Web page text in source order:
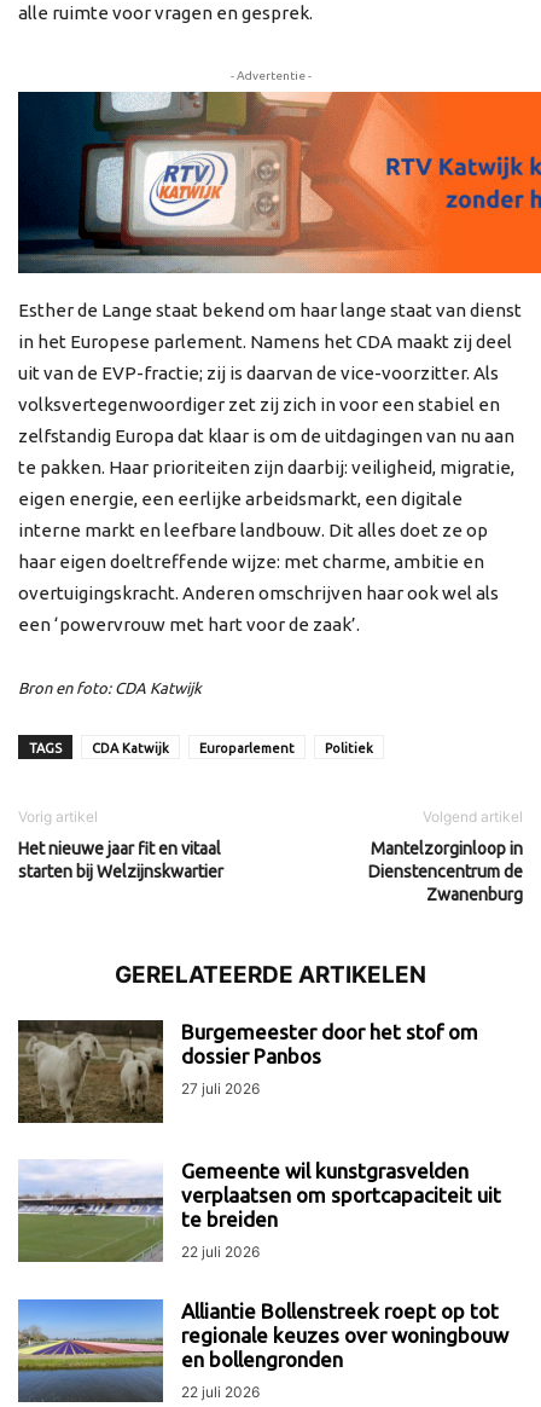
alle ruimte voor vragen en gesprek.
- Advertentie -
Esther de Lange staat bekend om haar lange staat van dienst
in het Europese parlement. Namens het CDA maakt zij deel
uit van de EVP-fractie; zij is daarvan de vice-voorzitter. Als
volksvertegenwoordiger zet zij zich in voor een stabiel en
zelfstandig Europa dat klaar is om de uitdagingen van nu aan
te pakken. Haar prioriteiten zijn daarbij: veiligheid, migratie,
eigen energie, een eerlijke arbeidsmarkt, een digitale
interne markt en leefbare landbouw. Dit alles doet ze op
haar eigen doeltreffende wijze: met charme, ambitie en
overtuigingskracht. Anderen omschrijven haar ook wel als
een ‘powervrouw met hart voor de zaak’.
Bron en foto: CDA Katwijk
TAGS CDA Katwijk Europarlement Politiek
Vorig artikel
Het nieuwe jaar fit en vitaal
starten bij Welzijnskwartier
Volgend artikel
Mantelzorginloop in
Dienstencentrum de
Zwanenburg
GERELATEERDE ARTIKELEN
Burgemeester door het stof om
dossier Panbos
27 juli 2026
Gemeente wil kunstgrasvelden
verplaatsen om sportcapaciteit uit
te breiden
22 juli 2026
Alliantie Bollenstreek roept op tot
regionale keuzes over woningbouw
en bollengronden
22 juli 2026